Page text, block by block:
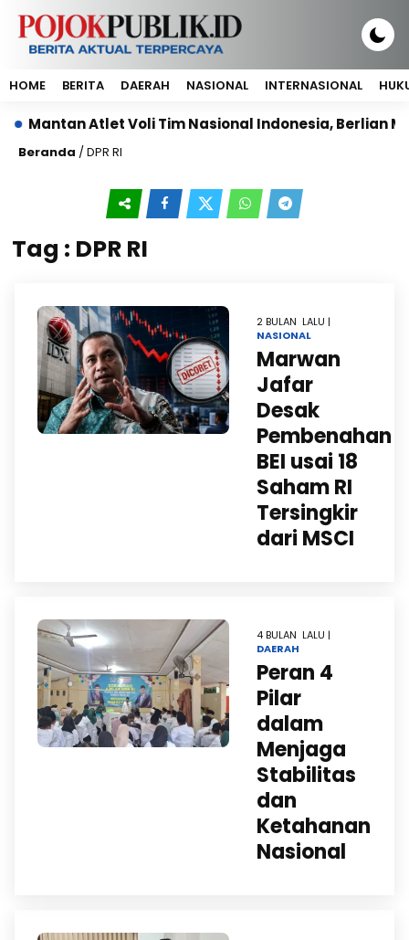
HOME BERITA DAERAH NASIONAL INTERNASIONAL
Atlet Voli Tim Nasional Indonesia, Berlian
Beranda /DPR RI
Tag : DPR RI
2 BULAN LALU |
NASIONAL
Marwan
Jafar
Desak
Pembenahan
BEI usai 18
Saham RI
Tersingkir
dari MSCI
4 BULAN LALU |
DAERAH
Peran 4
Pilar
dalam
Menjaga
Stabilitas
dan
Ketahanan
Nasional